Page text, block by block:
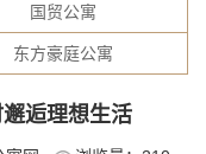
国贸公寓
东方豪庭公寓
逅理想生活